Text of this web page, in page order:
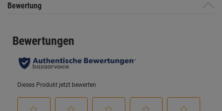
Bewertung